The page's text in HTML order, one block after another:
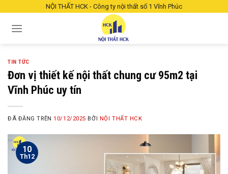
NỘI THẤT HCK - Công ty nội thất số 1 Vĩnh Phúc
TIN TỨC
Đơn vị thiết kế nội thất chung cư 95m2 tại
Vĩnh Phúc uy tín
ĐÃ ĐĂNG TRÊN10/12/2025 BỞI NỘI THẤT HCK
10
Th12